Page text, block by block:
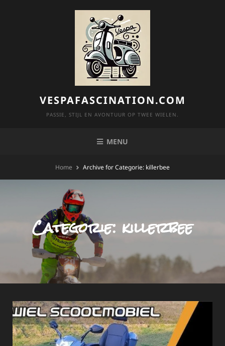
VESPAFASCINATION.COM
PASSIE, STIJL EN AVONTUUR OP TWEE WIELEN.
MENU
Home Archive forCategorie: killerbee
Categorie: killerbee